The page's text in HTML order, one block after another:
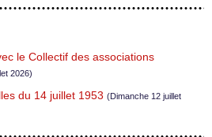
le Collectif des associations
2026)
du 14 juillet 1953 (Dimanche 12 juillet